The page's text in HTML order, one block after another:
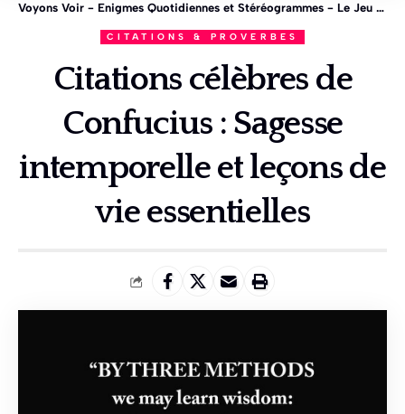
Voyons Voir - Enigmes Quotidiennes et Stéréogrammes - Le Jeu des 1%
CITATIONS & PROVERBES
Citations célèbres de
Confucius : Sagesse
intemporelle et leçons de
vie essentielles